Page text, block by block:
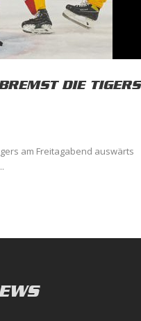
DIE TIGERS
am Freitagabend auswärts